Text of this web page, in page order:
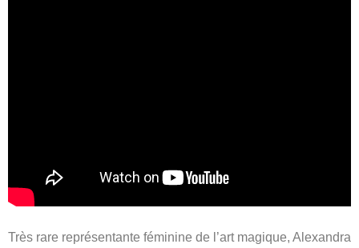
Très rare représentante féminine de l’art magique, Alexandra